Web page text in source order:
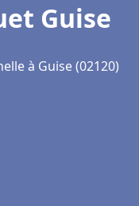
Guise
à Guise (02120)